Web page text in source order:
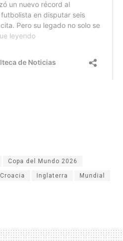
Copa del Mundo 2026
Croacia Inglaterra Mundial